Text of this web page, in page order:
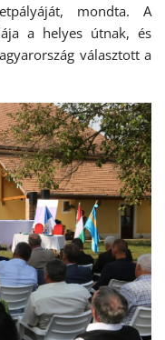
mondta. A
a helyes útnak, és
választott a